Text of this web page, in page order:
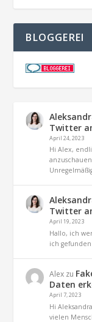
BLOGGEREI
Twitter
April 24, 2023
Hi Alex,
Twitter
April 19, 2023
Hallo, ich
ich
Alex zu
Daten
April 7, 2023
Hi
vielen